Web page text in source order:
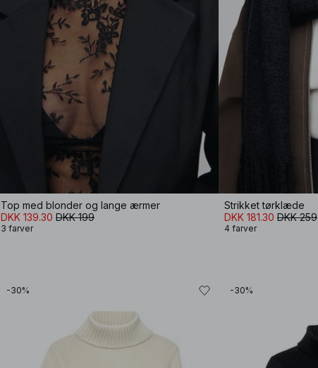
Top med blonder og lange ærmer
DKK 139.30 DKK 199
3 farver
Strikket tørklæde
DKK 181.30 DKK 259
4 farver
-30% -30%